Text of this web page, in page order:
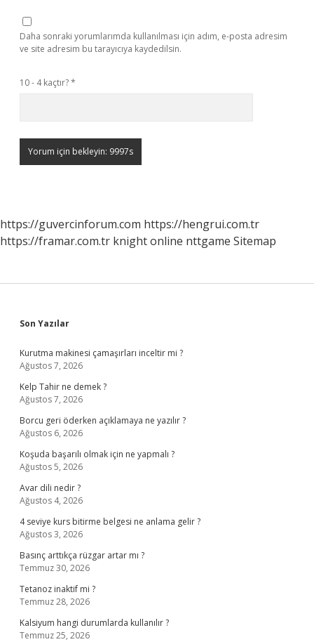
Daha sonraki yorumlarımda kullanılması için adım, e-posta adresim
ve site adresim bu tarayıcıya kaydedilsin.
10 - 4 kaçtır?*
https://guvercinforum.com https://hengrui.com.tr
https://framar.com.tr knight online nttgame Sitemap
Sidebar
Son Yazılar
Kurutma makinesi çamaşırları inceltir mi ?
Ağustos 7, 2026
Kelp Tahir ne demek ?
Ağustos 7, 2026
Borcu geri öderken açıklamaya ne yazılır ?
Ağustos 6, 2026
Koşuda başarılı olmak için ne yapmalı ?
Ağustos 5, 2026
Avar dili nedir ?
Ağustos 4, 2026
4 seviye kurs bitirme belgesi ne anlama gelir ?
Ağustos 3, 2026
Basınç arttıkça rüzgar artar mı ?
Temmuz 30, 2026
Tetanoz inaktif mi ?
Temmuz 28, 2026
Kalsiyum hangi durumlarda kullanılır ?
Temmuz 25, 2026